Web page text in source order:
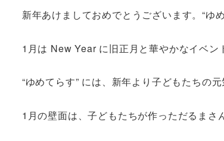
新年あけましておめでとうございます。“ゆ
1月は New Year に旧正月と華やかなイベン
“ゆめてらす” には、新年より子どもたちの
1月の壁面は、子どもたちが作っただるまさ